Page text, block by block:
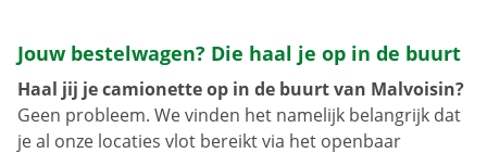
Jouw bestelwagen? Die haal je op in de buurt
Haal jij je camionette op in de buurt van Malvoisin?
Geen probleem. We vinden het namelijk belangrijk dat
je al onze locaties vlot bereikt via het openbaar